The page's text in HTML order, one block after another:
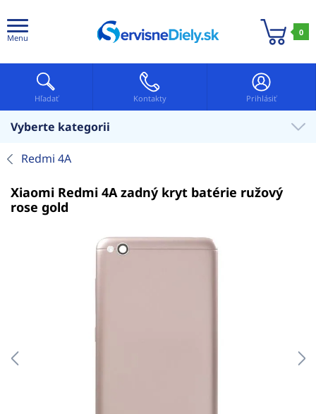
Menu
0
Hľadať Kontakty Prihlásiť
Vyberte kategorii
Redmi 4A
Xiaomi Redmi 4A zadný kryt batérie ružový
rose gold